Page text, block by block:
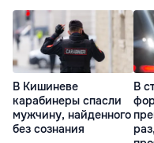
В Кишиневе
карабинеры спасли
мужчину, найденного
без сознания
В